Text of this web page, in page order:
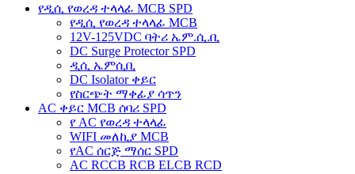
የዲሲ የወረዳ ተላላፊ MCB SPD
የዲሲ የወረዳ ተላላፊ MCB
12V-125VDC ባትሪ ኤም.ሲ.ቢ
DC Surge Protector SPD
ዲሲ ኤምሲቢ
DC Isolator ቀይር
የስርጭት ማቀፊያ ሳጥን
AC ቀይር MCB ሰባሪ SPD
የ AC የወረዳ ተላላፊ
WIFI መለኪያ MCB
የAC ሰርጅ ማሰር SPD
AC RCCB RCB ELCB RCD